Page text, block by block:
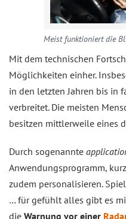
Meist funktioniert die
Mit dem technischen
Möglichkeiten einher.
in den letzten Jahren bis in
verbreitet. Die meisten
besitzen mittlerweile eines
Durch sogenannte
Anwendungsprogramm, kurz
zudem personalisieren.
… für gefühlt alles gibt es
die Warnung vor einer